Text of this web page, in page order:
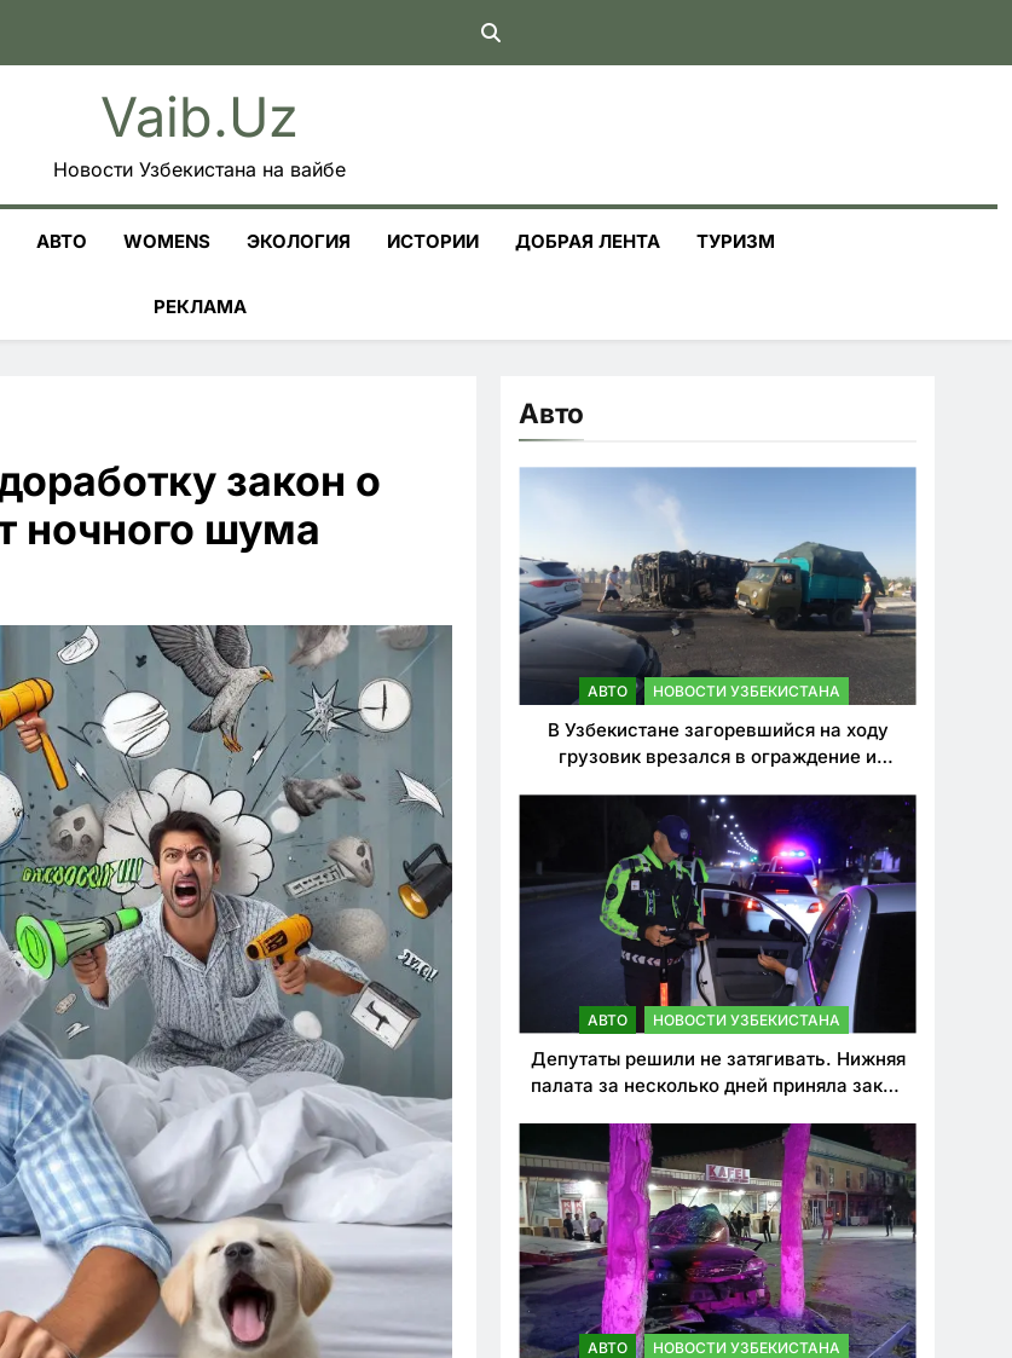
Vaib.uz
Новости Узбекистана на вайбе
АВТО WOMENS ЭКОЛОГИЯ ИСТОРИИ ДОБРАЯ ЛЕНТА ТУРИЗМ
РЕКЛАМА
закон о
ночного шума
Авто
АВТО НОВОСТИ УЗБЕКИСТАНА
В Узбекистане загоревшийся на ходу
грузовик врезался в ограждение и
АВТО НОВОСТИ УЗБЕКИСТАНА
Депутаты решили не затягивать. Нижняя
палата за несколько дней приняла закон
нарушителей ПДД
АВТО НОВОСТИ УЗБЕКИСТАНА